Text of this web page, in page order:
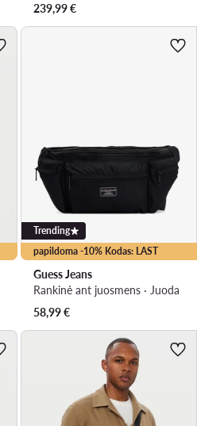
239,99€
papildoma -10% Kodas: LAST
Trending
Guess Jeans
Rankinė ant juosmens · Juoda
58,99€